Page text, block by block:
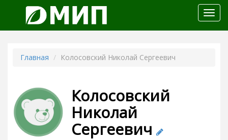
меню
Главная Колосовский Николай Сергеевич
Колосовский
Николай
Сергеевич